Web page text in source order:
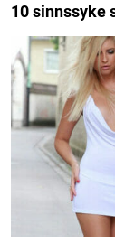
10 sinnssyke